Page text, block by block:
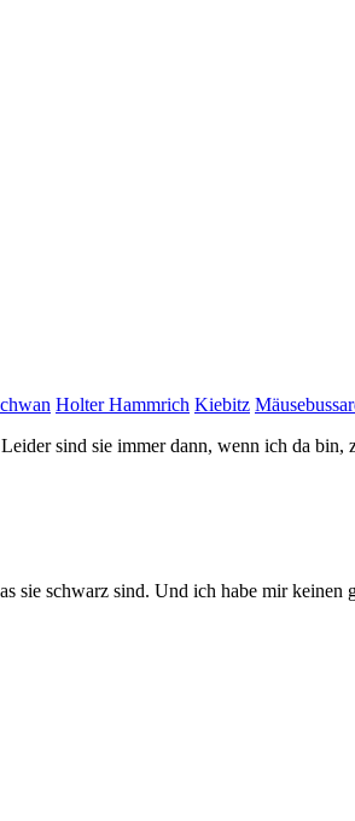
Holter Hammrich Kiebitz
sind sie immer dann, wenn ich da
sie schwarz sind. Und ich habe mir keinen